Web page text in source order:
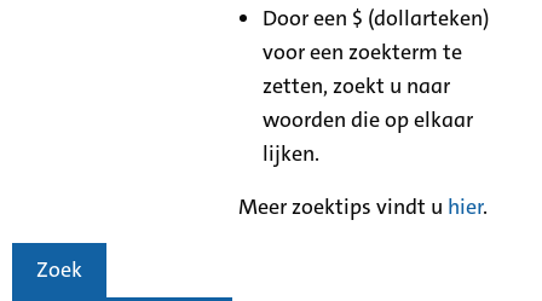
Door een $ (dollarteken)
voor een zoekterm te
zetten, zoekt u naar
woorden die op elkaar
lijken.
Meer zoektips vindt u hier.
Zoek